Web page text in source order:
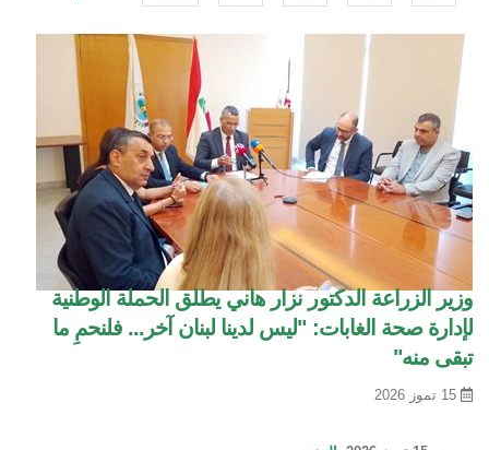
وزير الزراعة الدكتور نزار هاني يطلق الحملة الوطنية
لإدارة صحة الغابات: "ليس لدينا لبنان آخر... فلنحمِ ما
تبقى منه"